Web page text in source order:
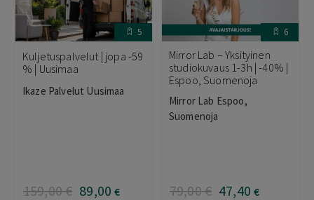
5
Kuljetuspalvelut | jopa -59
% | Uusimaa
Ikaze Palvelut Uusimaa
159,00€ 89,00 €
6
Mirror Lab – Yksityinen
studiokuvaus 1-3h | -40% |
Espoo, Suomenoja
Mirror Lab Espoo,
Suomenoja
79,00€ 47,40 €